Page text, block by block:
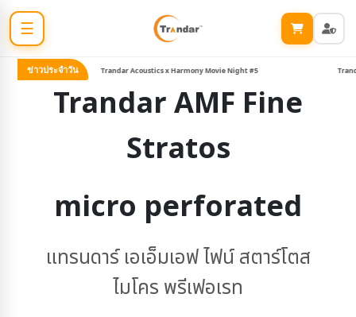
☰
ข่าวประจำวัน Trandar Acoustics x Harmony Movie Night #5 Trandar
Trandar AMF Fine
Stratos
micro perforated
แทรนดาร์ เอเอ็มเอฟ ไฟน์ สตาร์โตส
ไมโคร พรีเฟอเรท